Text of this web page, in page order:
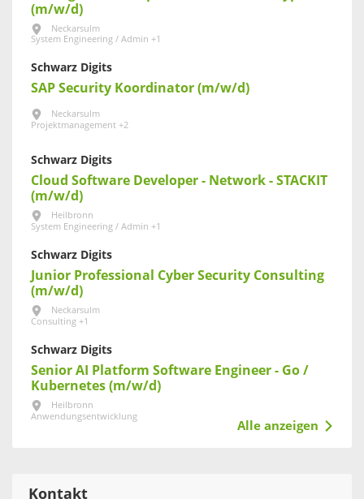
(m/w/d)
Neckarsulm
System Engineering / Admin +1
Schwarz Digits
SAP Security Koordinator (m/w/d)
Neckarsulm
Projektmanagement +2
Schwarz Digits
Cloud Software Developer - Network - STACKIT
(m/w/d)
Heilbronn
System Engineering / Admin +1
Schwarz Digits
Junior Professional Cyber Security Consulting
(m/w/d)
Neckarsulm
Consulting +1
Schwarz Digits
Senior AI Platform Software Engineer - Go /
Kubernetes (m/w/d)
Heilbronn
Anwendungsentwicklung
Alle anzeigen
Kontakt